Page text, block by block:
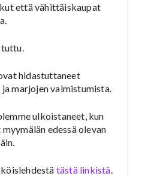
että vähittäiskaupat
hidastuttaneet
marjojen valmistumista.
ulkoistaneet, kun
edessä olevan
tästä linkistä